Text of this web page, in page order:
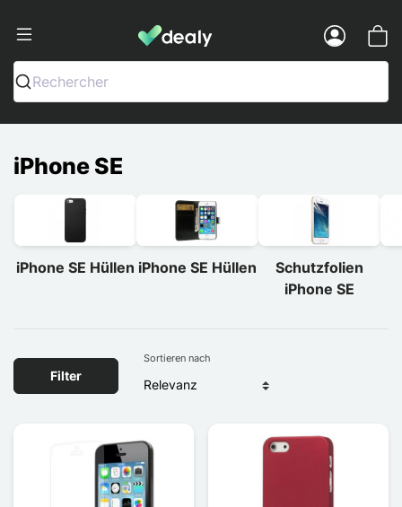
Dealy - Hüllen und Zubehör für
Rechercher
iPhone SE
iPhone SE Hüllen iPhone SE Hüllen
Schutzfolien
iPhone SE
Filter
Sortieren nach